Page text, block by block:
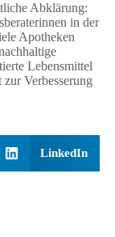
Abklärung:
in der
Apotheken
Lebensmittel
Verbesserung
LinkedIn